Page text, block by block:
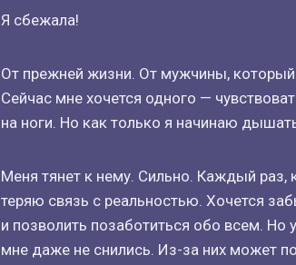
Я сбежала!
От прежней жизни. От мужчины,
Сейчас мне хочется одного —
на ноги. Но как только я начинаю
Меня тянет к нему. Сильно. Каждый раз,
теряю связь с реальностью. Хочется
и позволить позаботиться обо всем.
мне даже не снились. Из-за них может